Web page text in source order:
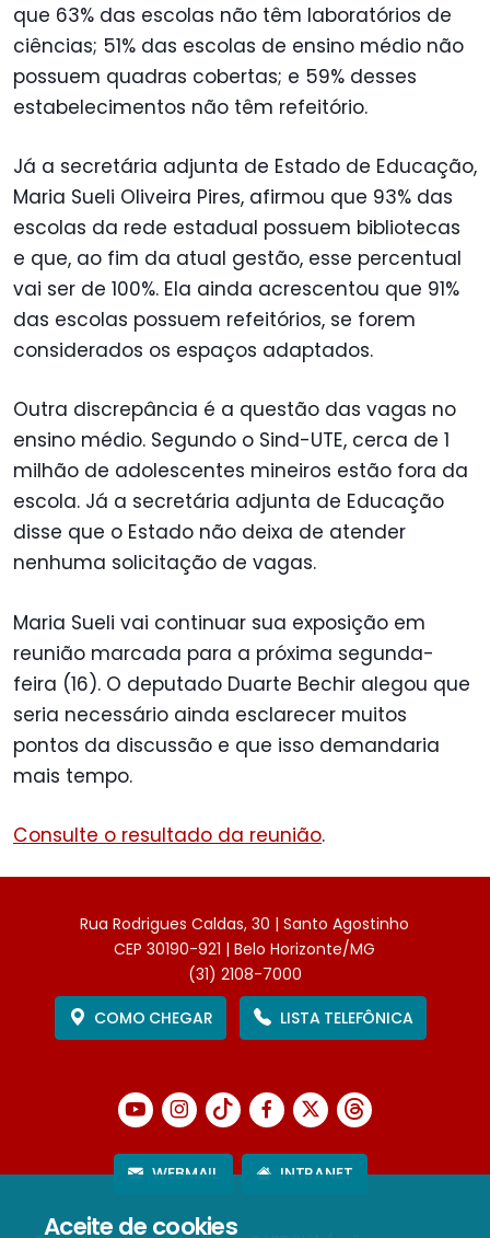
Aceite de cookies
que 63% das escolas não têm laboratórios de
ciências; 51% das escolas de ensino médio não
possuem quadras cobertas; e 59% desses
estabelecimentos não têm refeitório.
Já a secretária adjunta de Estado de Educação,
Maria Sueli Oliveira Pires, afirmou que 93% das
escolas da rede estadual possuem bibliotecas
e que, ao fim da atual gestão, esse percentual
vai ser de 100%. Ela ainda acrescentou que 91%
das escolas possuem refeitórios, se forem
considerados os espaços adaptados.
Outra discrepância é a questão das vagas no
ensino médio. Segundo o Sind-UTE, cerca de 1
milhão de adolescentes mineiros estão fora da
escola. Já a secretária adjunta de Educação
disse que o Estado não deixa de atender
nenhuma solicitação de vagas.
Maria Sueli vai continuar sua exposição em
reunião marcada para a próxima segunda-
feira (16). O deputado Duarte Bechir alegou que
seria necessário ainda esclarecer muitos
pontos da discussão e que isso demandaria
mais tempo.
Consulte o resultado da reunião.
Rua Rodrigues Caldas, 30 | Santo Agostinho
CEP 30190-921 | Belo Horizonte/MG
(31) 2108-7000
COMO CHEGAR
LISTA TELEFÔNICA
WEBMAIL INTRANET